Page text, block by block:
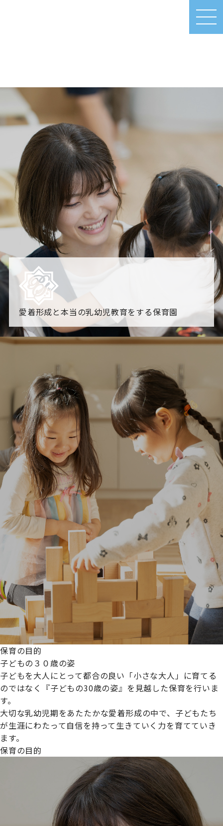
MEN
U
愛着形成と本当の乳幼児教育をする保育園
園からのお知らせ
「すくすく子育て」でリトルスター保育園が紹介されま
各園のブログ
2026.08.06 赤しそジュース作り～にじ組～2026.08.0
5 【そら組】誕生会
一覧を見る
プライムスターほいくえんグループは女性が安心して働き
続けられる環境づくりに取り組んでおり、厚生労働省の
【えるぼし認定(☆☆)】
保育の目的
子どもの３０歳の姿
子どもを大人にとって都合の良い「小さな大人」に育てる
のではなく『子どもの30歳の姿』を見越した保育を行いま
す。
大切な乳幼児期をあたたかな愛着形成の中で、子どもたち
が生涯にわたって自信を持って生きていく力を育てていき
ます。
保育の目的